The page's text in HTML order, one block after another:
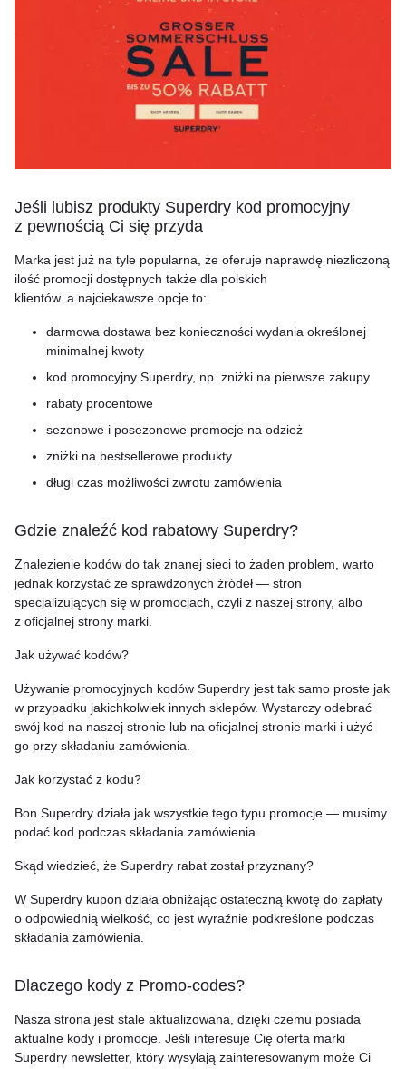
Jeśli lubisz produkty Superdry kod promocyjny
z pewnością Ci się przyda
Marka jest już na tyle popularna, że oferuje naprawdę niezliczoną
ilość promocji dostępnych także dla polskich
klientów. a najciekawsze opcje to:
darmowa dostawa bez konieczności wydania określonej
minimalnej kwoty
kod promocyjny Superdry, np. zniżki na pierwsze zakupy
rabaty procentowe
sezonowe i posezonowe promocje na odzież
zniżki na bestsellerowe produkty
długi czas możliwości zwrotu zamówienia
Gdzie znaleźć kod rabatowy Superdry?
Znalezienie kodów do tak znanej sieci to żaden problem, warto
jednak korzystać ze sprawdzonych źródeł — stron
specjalizujących się w promocjach, czyli z naszej strony, albo
z oficjalnej strony marki.
Jak używać kodów?
Używanie promocyjnych kodów Superdry jest tak samo proste jak
w przypadku jakichkolwiek innych sklepów. Wystarczy odebrać
swój kod na naszej stronie lub na oficjalnej stronie marki i użyć
go przy składaniu zamówienia.
Jak korzystać z kodu?
Bon Superdry działa jak wszystkie tego typu promocje — musimy
podać kod podczas składania zamówienia.
Skąd wiedzieć, że Superdry rabat został przyznany?
W Superdry kupon działa obniżając ostateczną kwotę do zapłaty
o odpowiednią wielkość, co jest wyraźnie podkreślone podczas
składania zamówienia.
Dlaczego kody z Promo-codes?
Nasza strona jest stale aktualizowana, dzięki czemu posiada
aktualne kody i promocje. Jeśli interesuje Cię oferta marki
Superdry newsletter, który wysyłają zainteresowanym może Ci